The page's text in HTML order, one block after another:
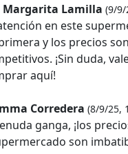
Margarita Lamilla (9/9/
en este
y los precios
¡Sin duda,
aquí!
Corredera (8/9/25,
ganga, ¡los
son